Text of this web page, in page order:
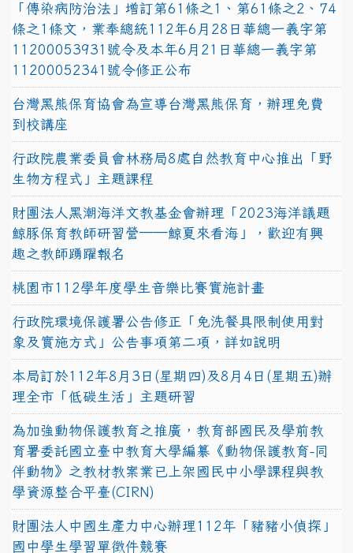
「傳染病防治法」增訂第61條之1、第61條之2、74
條之1條文，業奉總統112年6月28日華總一義字第
11200053931號令及本年6月21日華總一義字第
11200052341號令修正公布
台灣黑熊保育協會為宣導台灣黑熊保育，辦理免費
到校講座
行政院農業委員會林務局8處自然教育中心推出「野
生物方程式」主題課程
財團法人黑潮海洋文教基金會辦理「2023海洋議題
鯨豚保育教師研習營──鯨夏來看海」，歡迎有興
趣之教師踴躍報名
桃園市112學年度學生音樂比賽實施計畫
行政院環境保護署公告修正「免洗餐具限制使用對
象及實施方式」公告事項第二項，詳如說明
本局訂於112年8月3日(星期四)及8月4日(星期五)辦
理全市「低碳生活」主題研習
為加強動物保護教育之推廣，教育部國民及學前教
育署委託國立臺中教育大學編纂《動物保護教育-同
伴動物》之教材教案業已上架國民中小學課程與教
學資源整合平臺(CIRN)
財團法人中國生產力中心辦理112年「豬豬小偵探」
國中學生學習單徵件競賽